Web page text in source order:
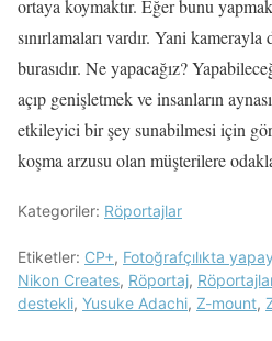
ortaya koymaktır. Eğer bunu
sınırlamaları vardır. Yani
burasıdır. Ne yapacağız?
açıp genişletmek ve insanların
etkileyici bir şey sunabilmesi için
koşma arzusu olan müşterilere
Kategoriler: Röportajlar
Etiketler: CP+, Fotoğrafçılıkta
Nikon Creates, Röportaj,
destekli, Yusuke Adachi, Z-mount,